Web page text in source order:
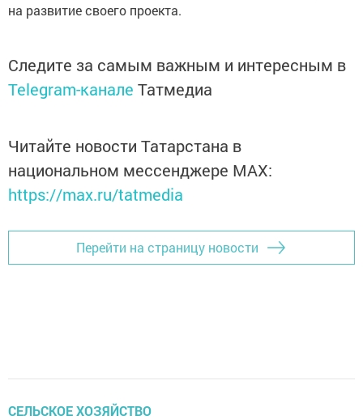
на развитие своего проекта.
Следите за самым важным и интересным в
Telegram-канале Татмедиа
Читайте новости Татарстана в
национальном мессенджере MАХ:
https://max.ru/tatmedia
Перейти на страницу новости
СЕЛЬСКОЕ ХОЗЯЙСТВО